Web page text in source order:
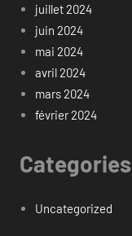
juillet 2024
juin 2024
mai 2024
avril 2024
mars 2024
février 2024
Categories
Uncategorized